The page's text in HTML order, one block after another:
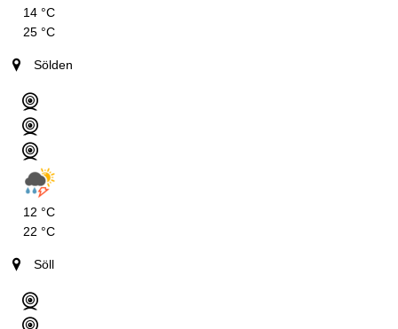
14 °C
25 °C
Sölden
12 °C
22 °C
Söll